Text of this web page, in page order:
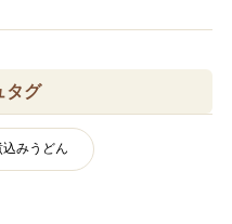
タグ
みうどん